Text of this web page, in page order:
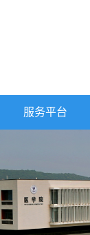
服务平台